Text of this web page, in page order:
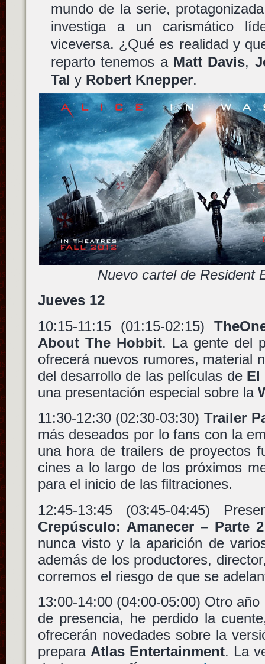
mundo de la serie,
investiga a un carismático
viceversa. ¿Qué es realidad y
reparto tenemos a Matt Davis,
Tal y Robert Knepper.
Nuevo cartel de Resident
Jueves 12
10:15-11:15 (01:15-02:15)
About The Hobbit. La gente del
ofrecerá nuevos rumores, material
del desarrollo de las películas de El
una presentación especial sobre la
11:30-12:30 (02:30-03:30)Trailer
más deseados por lo fans con la
una hora de trailers de proyectos
cines a lo largo de los próximos
para el inicio de las filtraciones.
12:45-13:45 (03:45-04:45)
Crepúsculo: Amanecer – Parte 2
nunca visto y la aparición de
además de los productores,
corremos el riesgo de que se
13:00-14:00 (04:00-05:00) Otro
de presencia, he perdido la
ofrecerán novedades sobre la
prepara Atlas Entertainment. La